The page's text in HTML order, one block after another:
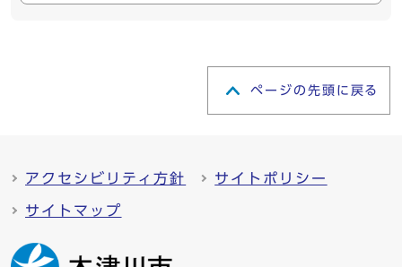
ページの先頭に戻る
アクセシビリティ方針 サイトポリシー
サイトマップ